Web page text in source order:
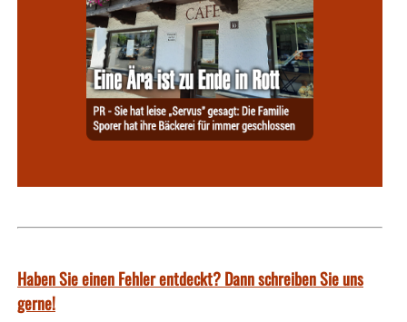
Haben Sie einen Fehler entdeckt? Dann schreiben Sie uns
gerne!